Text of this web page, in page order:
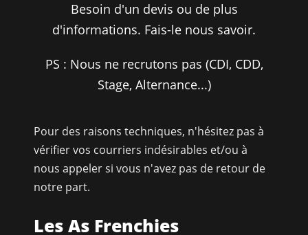
Besoin d'un devis ou de plus
d'informations. Fais-le nous savoir.
PS : Nous ne recrutons pas (CDI, CDD,
Stage, Alternance...)
Pour des raisons techniques, n'hésitez pas à
vérifier vos courriers indésirables et/ou à
nous appeler si vous n'avez pas de retour de
notre part.
Les As Frenchies